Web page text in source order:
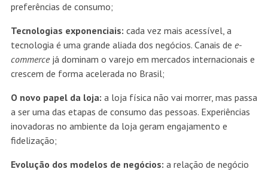
preferências de consumo;
Tecnologias exponenciais: cada vez mais acessível, a
tecnologia é uma grande aliada dos negócios. Canais de e-
commercejá dominam o varejo em mercados internacionais e
crescem de forma acelerada no Brasil;
O novo papel da loja: a loja física não vai morrer, mas passa
a ser uma das etapas de consumo das pessoas. Experiências
inovadoras no ambiente da loja geram engajamento e
fidelização;
Evolução dos modelos de negócios: a relação de negócio